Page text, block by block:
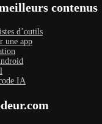
contenus
d’outils
une app
IA